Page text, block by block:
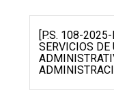
[P.S. 108-
SERVICIOS